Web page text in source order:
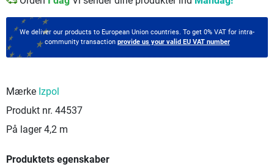
We deliver our products to European Union countries. To get 0% VAT for intra-
community transaction provide us your valid EU VAT number
Mærke Izpol
Produkt nr. 44537
På lager 4,2 m
Produktets egenskaber